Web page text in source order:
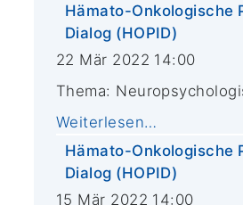
Hämato-Onkologische
Dialog (HOPID)
22 Mär 2022 14:00
Thema:
Weiterlesen…
Hämato-Onkologische
Dialog (HOPID)
15 Mär 2022 14:00